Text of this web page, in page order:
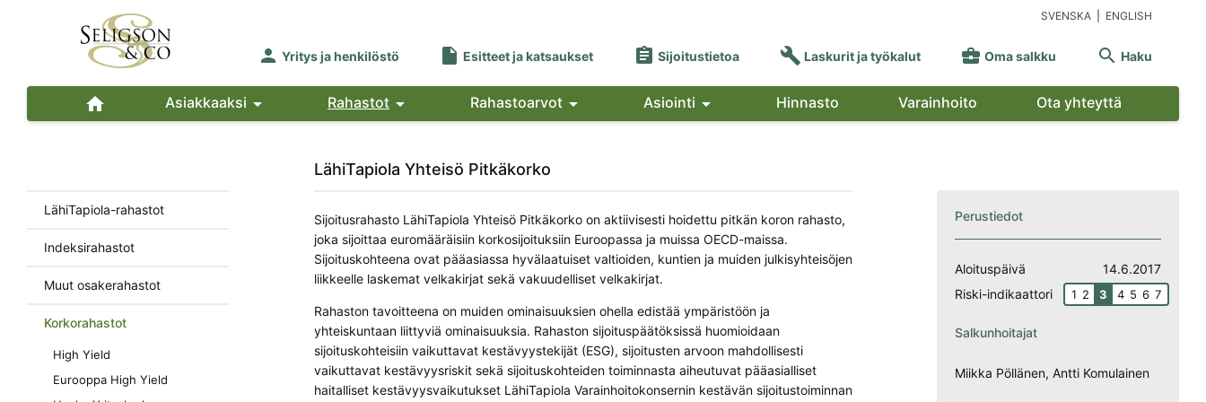
SVENSKA ENGLISH
 Yritys ja henkilöstö  Esitteet ja katsaukset  Sijoitustietoa  Laskurit ja työkalut  Oma salkku  Haku
 Asiakkaaksi  Rahastot  Rahastoarvot  Asiointi  Hinnasto Varainhoito Ota yhteyttä
LähiTapiola-rahastot
Indeksirahastot
Muut osakerahastot
Korkorahastot
High Yield
Eurooppa High Yield
LähiTapiola Yhteisö Pitkäkorko
Sijoitusrahasto LähiTapiola Yhteisö Pitkäkorko on aktiivisesti hoidettu pitkän koron rahasto,
joka sijoittaa euromääräisiin korkosijoituksiin Euroopassa ja muissa OECD-maissa.
Sijoituskohteena ovat pääasiassa hyvälaatuiset valtioiden, kuntien ja muiden julkisyhteisöjen
liikkeelle laskemat velkakirjat sekä vakuudelliset velkakirjat.
Rahaston tavoitteena on muiden ominaisuuksien ohella edistää ympäristöön ja
yhteiskuntaan liittyviä ominaisuuksia. Rahaston sijoituspäätöksissä huomioidaan
sijoituskohteisiin vaikuttavat kestävyystekijät (ESG), sijoitusten arvoon mahdollisesti
vaikuttavat kestävyysriskit sekä sijoituskohteiden toiminnasta aiheutuvat pääasialliset
haitalliset kestävyysvaikutukset LähiTapiola Varainhoitokonsernin kestävän sijoitustoiminnan
Perustiedot
Aloituspäivä
14.6.2017
Riski-indikaattori
1 2 3 4 5 6 7
Salkunhoitajat
Miikka Pöllänen, Antti Komulainen